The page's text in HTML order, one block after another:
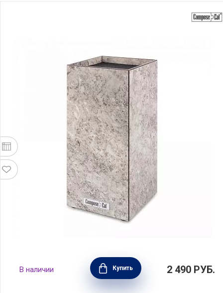
Подставка для кухонных ножей 10х10х23
см, цвет мрамор серый, композитный
материал, ComposeEat, PDN103031OA4
В наличии Купить 2 490 РУБ.